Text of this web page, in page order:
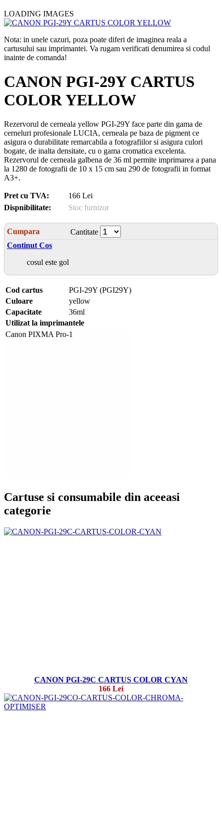
LOADING IMAGES
Nota: in unele cazuri, poza poate diferi de imaginea reala a
cartusului sau imprimantei. Va rugam verificati denumirea si codul
inainte de comanda!
CANON PGI-29Y CARTUS
COLOR YELLOW
Rezervorul de cerneala yellow PGI-29Y face parte din gama de
cerneluri profesionale LUCIA, cerneala pe baza de pigment ce
asigura o durabilitate remarcabila a fotografiilor si asigura culori
bogate, de inalta densitate, cu o gama cromatica excelenta.
Rezervorul de cerneala galbena de 36 ml permite imprimarea a pana
la 1280 de fotografii de 10 x 15 cm sau 290 de fotografii in format
A3+.
Pret cu TVA:
166 Lei
Dispnibilitate:
Stoc furnizor
Cumpara
Cantitate
Continut Cos
cosul este gol
Cod cartus
PGI-29Y (PGI29Y)
Culoare
yellow
Capacitate
36ml
Utilizat la imprimantele
Canon PIXMA Pro-1
Cartuse si consumabile din aceeasi
categorie
CANON PGI-29C CARTUS COLOR CYAN
166 Lei